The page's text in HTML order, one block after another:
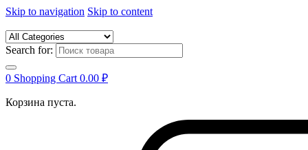
Skip to navigation Skip to content
Search for:
0 Shopping Cart 0.00 ₽
Корзина пуста.